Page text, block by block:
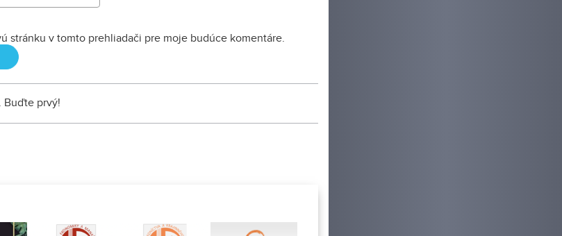
stránku v tomto prehliadači pre moje budúce komentáre.
Buďte prvý!